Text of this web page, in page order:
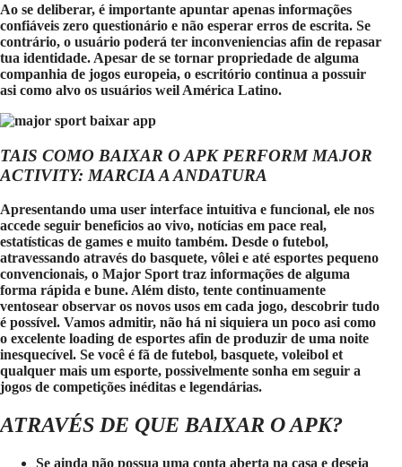
Ao se deliberar, é importante apuntar apenas informações
confiáveis zero questionário e não esperar erros de escrita. Se
contrário, o usuário poderá ter inconveniencias afin de repasar
tua identidade. Apesar de se tornar propriedade de alguma
companhia de jogos europeia, o escritório continua a possuir
asi como alvo os usuários weil América Latino.
TAIS COMO BAIXAR O APK PERFORM MAJOR
ACTIVITY: MARCIA A ANDATURA
Apresentando uma user interface intuitiva e funcional, ele nos
accede seguir beneficios ao vivo, notícias em pace real,
estatísticas de games e muito também. Desde o futebol,
atravessando através do basquete, vôlei e até esportes pequeno
convencionais, o Major Sport traz informações de alguma
forma rápida e bune. Além disto, tente continuamente
ventosear observar os novos usos em cada jogo, descobrir tudo
é possível. Vamos admitir, não há ni siquiera un poco asi como
o excelente loading de esportes afin de produzir de uma noite
inesquecível. Se você é fã de futebol, basquete, voleibol et
qualquer mais um esporte, possivelmente sonha em seguir a
jogos de competições inéditas e legendárias.
ATRAVÉS DE QUE BAIXAR O APK?
Se ainda não possua uma conta aberta na casa e deseja